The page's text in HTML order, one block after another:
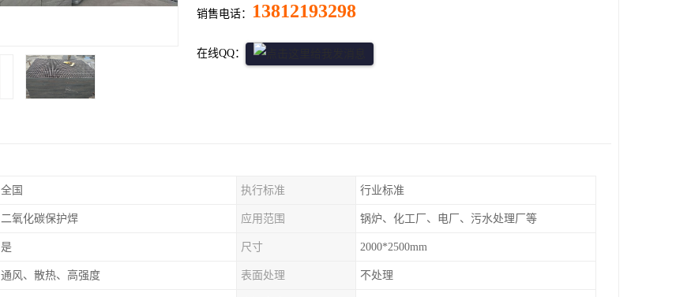
销售电话： 13812193298
在线QQ：
全国 执行标准 行业标准
二氧化碳保护焊 应用范围 锅炉、化工厂、电厂、污水处理厂等
是 尺寸 2000*2500mm
通风、散热、高强度 表面处理 不处理